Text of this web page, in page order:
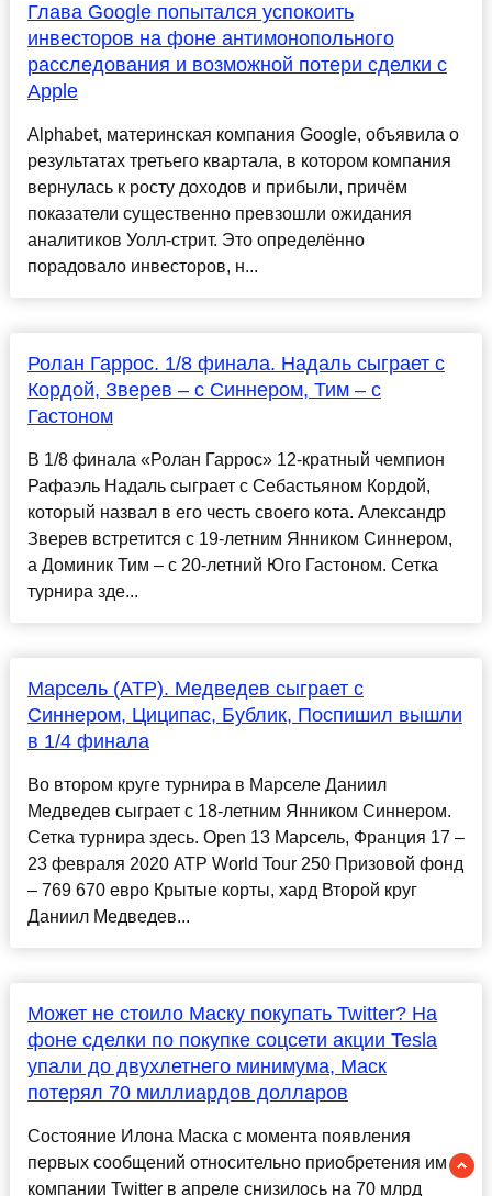
Глава Google попытался успокоить
инвесторов на фоне антимонопольного
расследования и возможной потери сделки с
Apple
Alphabet, материнская компания Google, объявила о
результатах третьего квартала, в котором компания
вернулась к росту доходов и прибыли, причём
показатели существенно превзошли ожидания
аналитиков Уолл-стрит. Это определённо
порадовало инвесторов, н...
Ролан Гаррос. 1/8 финала. Надаль сыграет с
Кордой, Зверев – с Синнером, Тим – с
Гастоном
В 1/8 финала «Ролан Гаррос» 12-кратный чемпион
Рафаэль Надаль сыграет с Себастьяном Кордой,
который назвал в его честь своего кота. Александр
Зверев встретится с 19-летним Янником Синнером,
а Доминик Тим – с 20-летний Юго Гастоном. Сетка
турнира зде...
Марсель (ATP). Медведев сыграет с
Синнером, Циципас, Бублик, Поспишил вышли
в 1/4 финала
Во втором круге турнира в Марселе Даниил
Медведев сыграет с 18-летним Янником Синнером.
Сетка турнира здесь. Open 13 Марсель, Франция 17 –
23 февраля 2020 ATP World Tour 250 Призовой фонд
– 769 670 евро Крытые корты, хард Второй круг
Даниил Медведев...
Может не стоило Маску покупать Twitter? На
фоне сделки по покупке соцсети акции Tesla
упали до двухлетнего минимума, Маск
потерял 70 миллиардов долларов
Состояние Илона Маска с момента появления
первых сообщений относительно приобретения им
компании Twitter в апреле снизилось на 70 млрд